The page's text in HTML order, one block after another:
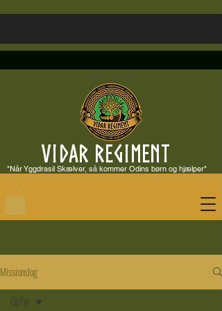
VIDAR REGIMENT
"Når Yggdrasil Skælver, så kommer Odins børn og hjælper"
Missionslog
OpTyr